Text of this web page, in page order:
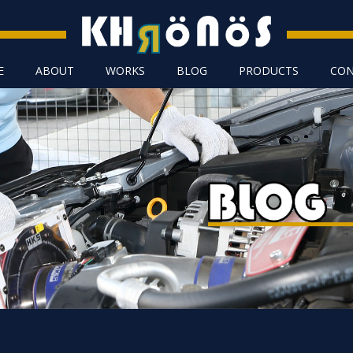
ABOUT WORKS BLOG PRODUCTS